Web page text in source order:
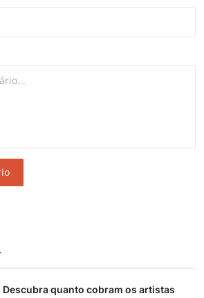
Descubra quanto cobram os artistas